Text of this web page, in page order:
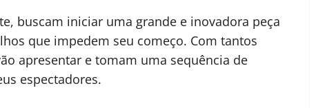
buscam iniciar uma grande e inovadora peça
que impedem seu começo. Com tantos
apresentar e tomam uma sequência de
espectadores.